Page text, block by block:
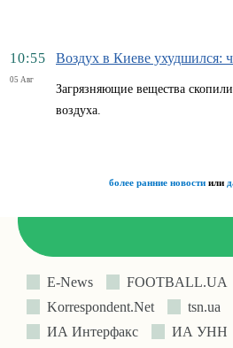
10:55
05 Авг
Воздух в Киеве ухудшился:
Загрязняющие вещества
воздуха.
более ранние новости или
E-News FOOTBALL.UA
Korrespondent.Net
tsn.ua
ИА Интерфакс
ИА УНН